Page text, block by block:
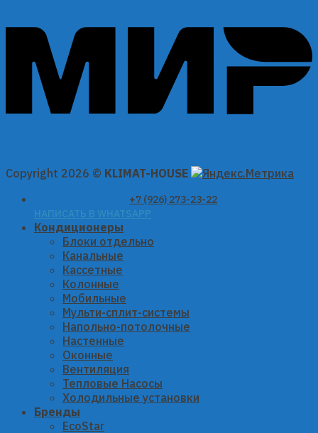
Copyright 2026 © KLIMAT-HOUSE
+7 (926) 273-23-22
НАПИСАТЬ В WHATSAPP
Кондиционеры
Блоки отдельно
Канальные
Кассетные
Колонные
Мобильные
Мульти-сплит-системы
Напольно-потолочные
Настенные
Оконные
Вентиляция
Тепловые Насосы
Холодильные установки
Бренды
EcoStar